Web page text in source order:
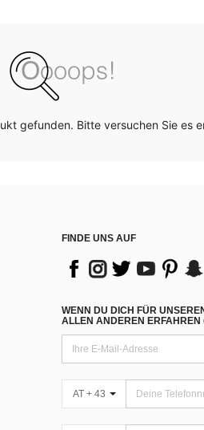
gefunden. Bitte versuchen Sie es
FINDE UNS AUF
WENN DU DICH FÜR
ALLEN ANDEREN
AT + 43